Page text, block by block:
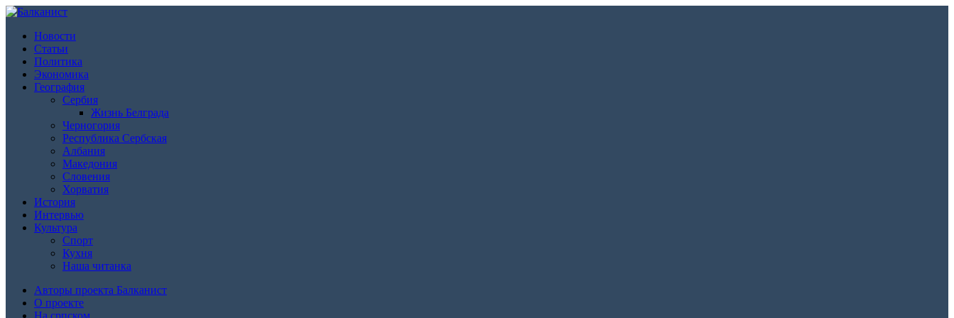
Новости
Статьи
Политика
Экономика
География
Сербия
Жизнь Белграда
Черногория
Республика Сербская
Албания
Македония
Словения
Хорватия
История
Интервью
Культура
Спорт
Кухня
Наша читанка
Авторы проекта Балканист
О проекте
На српском